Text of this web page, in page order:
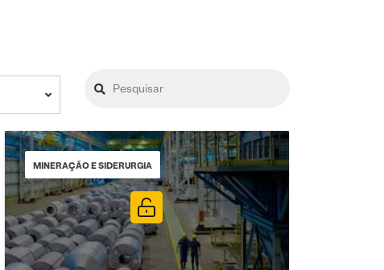
MINERAÇÃO E SIDERURGIA